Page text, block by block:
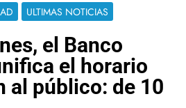
ULTIMAS NOTICIAS
el Banco
el horario
al público: de 10